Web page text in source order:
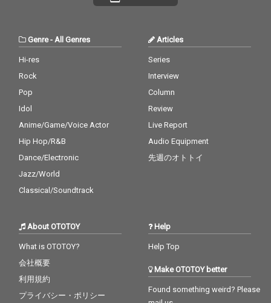
Genre- All Genres
Hi-res
Rock
Pop
Idol
Anime/Game/Voice Actor
Hip Hop/R&B
Dance/Electronic
Jazz/World
Classical/Soundtrack
Articles
Series
Interview
Column
Review
Live Report
Audio Equipment
先週のオトトイ
About OTOTOY
What is OTOTOY?
会社概要
利用規約
プライバシー・ポリシー
Help
Help Top
Make OTOTOY better
Found something weird? Please